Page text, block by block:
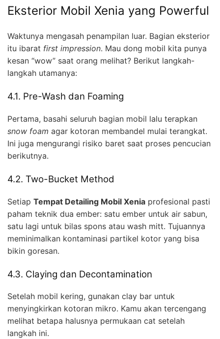
Eksterior Mobil Xenia yang Powerful
Waktunya mengasah penampilan luar. Bagian eksterior
itu ibarat first impression. Mau dong mobil kita punya
kesan “wow” saat orang melihat? Berikut langkah-
langkah utamanya:
4.1. Pre-Wash dan Foaming
Pertama, basahi seluruh bagian mobil lalu terapkan
snow foam agar kotoran membandel mulai terangkat.
Ini juga mengurangi risiko baret saat proses pencucian
berikutnya.
4.2. Two-Bucket Method
Setiap Tempat Detailing Mobil Xenia profesional pasti
paham teknik dua ember: satu ember untuk air sabun,
satu lagi untuk bilas spons atau wash mitt. Tujuannya
meminimalkan kontaminasi partikel kotor yang bisa
bikin goresan.
4.3. Claying dan Decontamination
Setelah mobil kering, gunakan clay bar untuk
menyingkirkan kotoran mikro. Kamu akan tercengang
melihat betapa halusnya permukaan cat setelah
langkah ini.